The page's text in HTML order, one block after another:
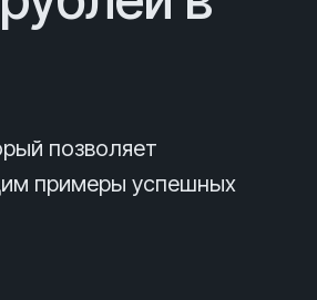
позволяет
примеры успешных